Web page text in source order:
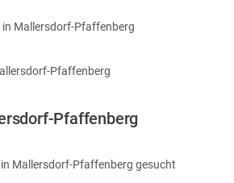
in Mallersdorf-Pfaffenberg
Pfaffenberg
Pfaffenberg
in Mallersdorf-Pfaffenberg gesucht